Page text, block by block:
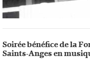
Soirée bénéfice de la
Saints-Anges en